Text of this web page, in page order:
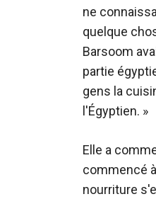
ne
quelque
Barsoom
partie
gens la
l'Égyptien. »
Elle a
commencé
nourriture